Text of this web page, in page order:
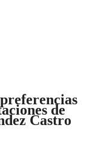
de
Castro